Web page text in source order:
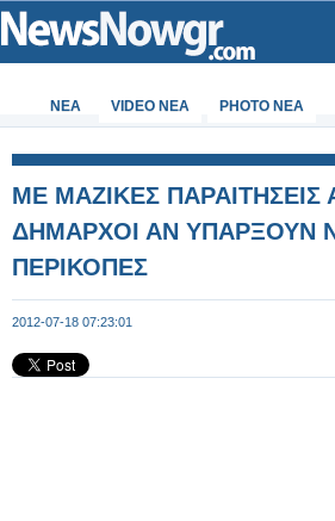
ΝΕΑ VIDEO NEA PHOTO NEA
ΜΕ ΜΑΖΙΚΕΣ ΠΑΡΑΙΤΗΣΕΙΣ
ΔΗΜΑΡΧΟΙ ΑΝ ΥΠΑΡΞΟΥΝ
ΠΕΡΙΚΟΠΕΣ
2012-07-18 07:23:01